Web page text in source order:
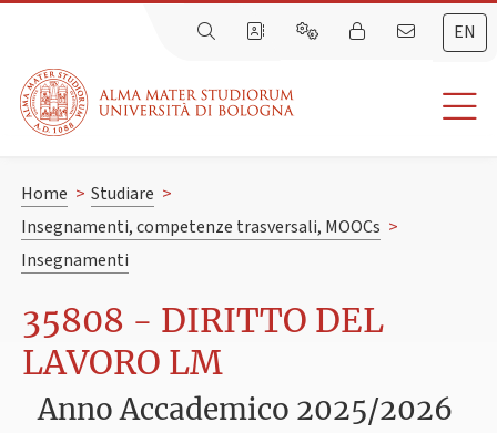
EN
Home > Studiare >
Insegnamenti, competenze trasversali, MOOCs >
Insegnamenti
35808 - DIRITTO DEL
LAVORO LM
Anno Accademico 2025/2026